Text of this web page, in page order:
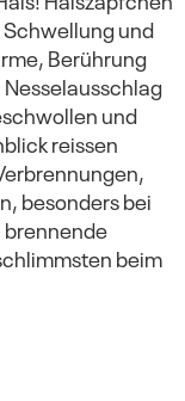
und
Berührung
und
reissen
besonders bei
beim